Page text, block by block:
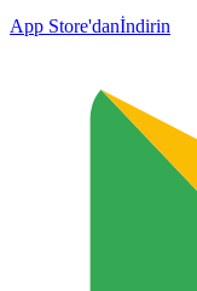
App Store'danİndirin